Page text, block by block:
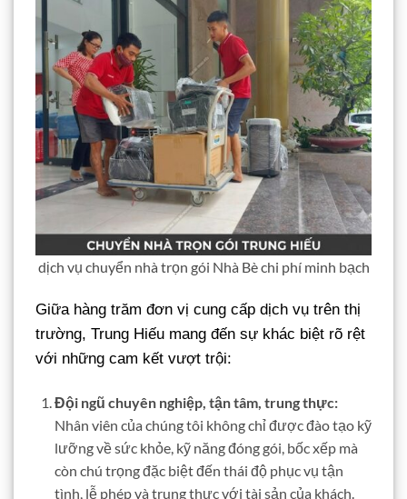
dịch vụ chuyển nhà trọn gói Nhà Bè chi phí minh bạch
Giữa hàng trăm đơn vị cung cấp dịch vụ trên thị
trường, Trung Hiếu mang đến sự khác biệt rõ rệt
với những cam kết vượt trội:
Đội ngũ chuyên nghiệp, tận tâm, trung thực:
Nhân viên của chúng tôi không chỉ được đào tạo kỹ
lưỡng về sức khỏe, kỹ năng đóng gói, bốc xếp mà
còn chú trọng đặc biệt đến thái độ phục vụ tận
tình, lễ phép và trung thực với tài sản của khách.